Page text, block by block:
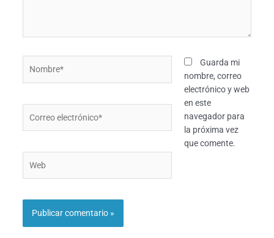
electrónico*
Guarda mi
nombre, correo
electrónico y web
en este
navegador para
la próxima vez
que comente.